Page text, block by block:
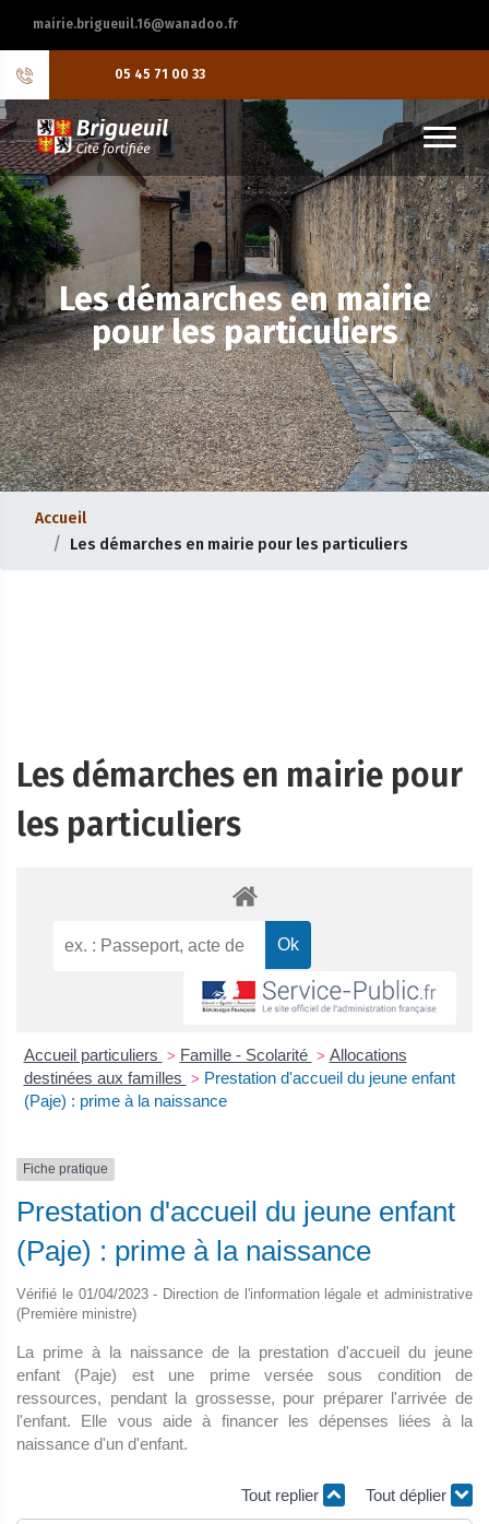
mairie.brigueuil.16@wanadoo.fr
05 45 71 00 33
Les démarches en mairie
pour les particuliers
Accueil
Les démarches en mairie pour les particuliers
Les démarches en mairie pour
les particuliers
Accueil particuliers > Famille - Scolarité > Allocations
destinées aux familles > Prestation d'accueil du jeune enfant
(Paje) : prime à la naissance
Fiche pratique
Prestation d'accueil du jeune enfant
(Paje) : prime à la naissance
Vérifié le 01/04/2023 - Direction de l'information légale et administrative
(Première ministre)
La prime à la naissance de la prestation d'accueil du jeune
enfant (Paje) est une prime versée sous condition de
ressources, pendant la grossesse, pour préparer l'arrivée de
l'enfant. Elle vous aide à financer les dépenses liées à la
naissance d'un d'enfant.
Tout replier Tout déplier